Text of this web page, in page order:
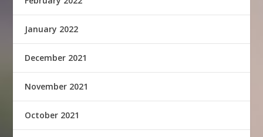
January 2022
December 2021
November 2021
October 2021